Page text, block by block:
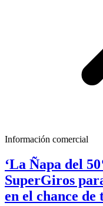
Información comercial
‘La Ñapa del
SuperGiros
en el chance de